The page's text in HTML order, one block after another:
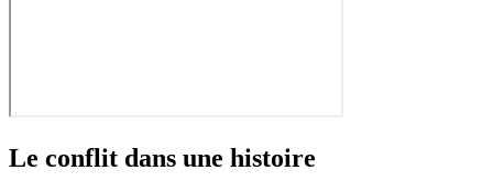
Le conflit dans une histoire